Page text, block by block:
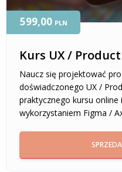
Kurs UX /
Naucz się projektować
doświadczonego UX /
praktycznego kursu
wykorzystaniem Figma /
599,00 PLN